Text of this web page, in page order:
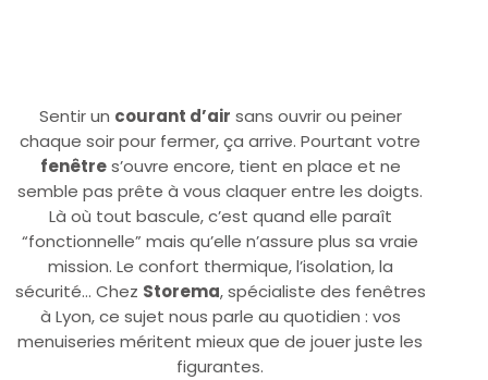
Sentir un courant d’air sans ouvrir ou peiner
chaque soir pour fermer, ça arrive. Pourtant votre
fenêtres’ouvre encore, tient en place et ne
semble pas prête à vous claquer entre les doigts.
Là où tout bascule, c’est quand elle paraît
“fonctionnelle” mais qu’elle n’assure plus sa vraie
mission. Le confort thermique, l’isolation, la
sécurité… Chez Storema, spécialiste des fenêtres
à Lyon, ce sujet nous parle au quotidien : vos
menuiseries méritent mieux que de jouer juste les
figurantes.